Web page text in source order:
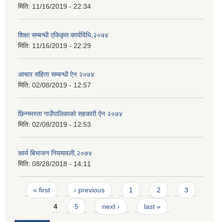
मिति: 11/16/2019 - 22:34
शिक्षा सम्बन्धी एकिकृत कार्यविधि,२०७४
मिति: 11/16/2019 - 22:29
आचार संहिता सम्बन्धी ऐन २०७४
मिति: 02/08/2019 - 12:57
छिन्नमस्ता गाउँपालिकाको सहकारी ऐन २०७४
मिति: 02/08/2019 - 12:53
कार्य बिभाजन नियमावली,२०७४
मिति: 08/28/2018 - 14:11
Pages
« first ‹ previous 1 2 3
4 5 next › last »